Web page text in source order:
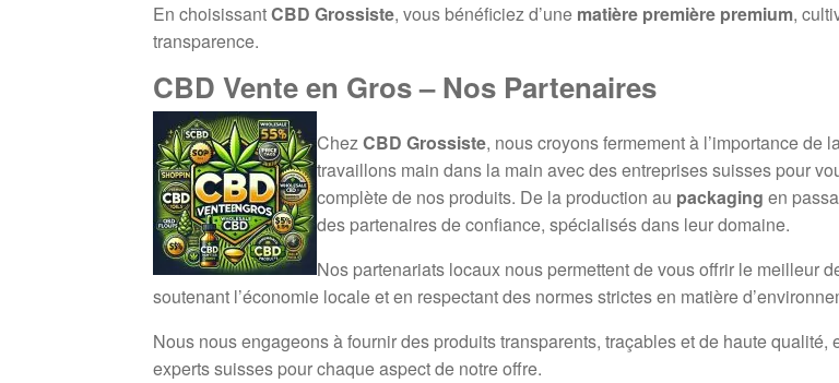
En choisissantCBD Grossiste, vous bénéficiez d’une matière première premium,
transparence.
CBD Vente en Gros – Nos Partenaires
ChezCBD Grossiste, nous croyons fermement à l’importance de
travaillons main dans la main avec des entreprises suisses pour
complète de nos produits. De la production au packaging en
des partenaires de confiance, spécialisés dans leur domaine.
Nos partenariats locaux nous permettent de vous offrir le meilleur
soutenant l’économie locale et en respectant des normes strictes en matière
Nous nous engageons à fournir des produits transparents, traçables et de haute
experts suisses pour chaque aspect de notre offre.